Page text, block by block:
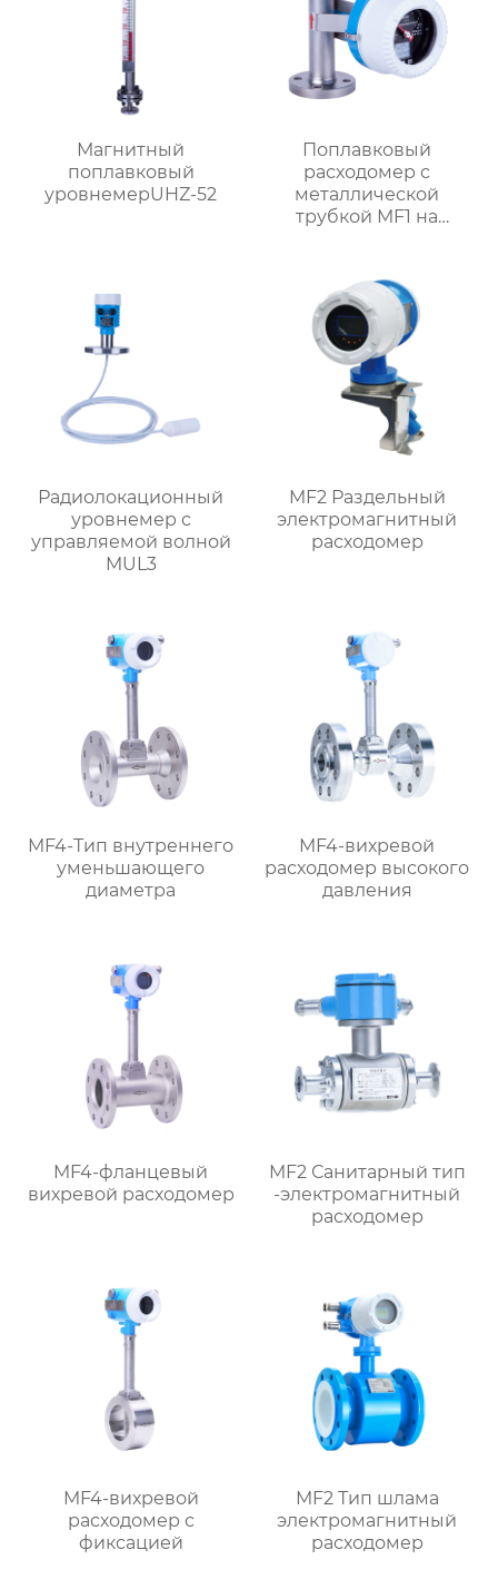
Магнитный
поплавковый
уровнемерUHZ-52
Поплавковый
расходомер с
металлической
трубкой MF1 на
Радиолокационный
уровнемер с
управляемой волной
MUL3
MF2 Раздельный
электромагнитный
расходомер
MF4-Тип внутреннего
уменьшающего
диаметра
MF4-вихревой
расходомер высокого
давления
MF4-фланцевый
вихревой расходомер
MF2 Санитарный тип
-электромагнитный
расходомер
MF4-вихревой
расходомер с
фиксацией
MF2 Тип шлама
электромагнитный
расходомер